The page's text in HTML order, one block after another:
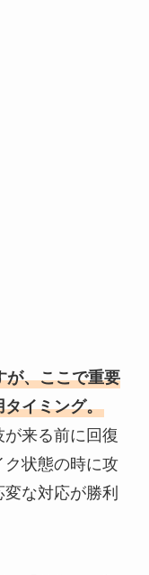
が、ここで重要
タイミング。
来る前に回復
状態の時に攻
な対応が勝利